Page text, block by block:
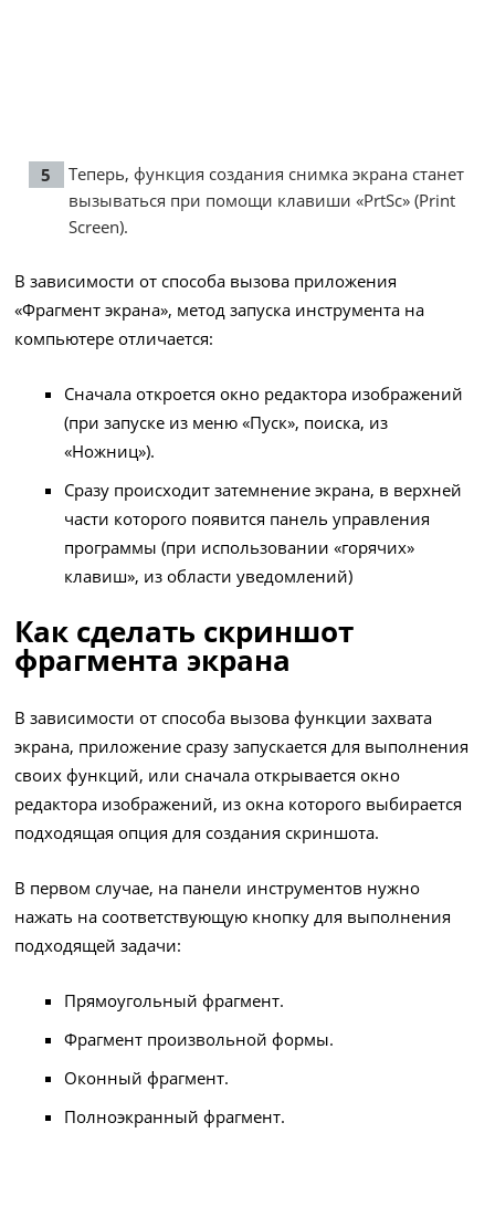
Теперь, функция создания снимка экрана станет
вызываться при помощи клавиши «PrtSc» (Print
Screen).
В зависимости от способа вызова приложения
«Фрагмент экрана», метод запуска инструмента на
компьютере отличается:
Сначала откроется окно редактора изображений
(при запуске из меню «Пуск», поиска, из
«Ножниц»).
Сразу происходит затемнение экрана, в верхней
части которого появится панель управления
программы (при использовании «горячих»
клавиш», из области уведомлений)
Как сделать скриншот
фрагмента экрана
В зависимости от способа вызова функции захвата
экрана, приложение сразу запускается для выполнения
своих функций, или сначала открывается окно
редактора изображений, из окна которого выбирается
подходящая опция для создания скриншота.
В первом случае, на панели инструментов нужно
нажать на соответствующую кнопку для выполнения
подходящей задачи:
Прямоугольный фрагмент.
Фрагмент произвольной формы.
Оконный фрагмент.
Полноэкранный фрагмент.